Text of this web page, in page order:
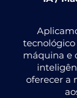
máquina e
oferecer a